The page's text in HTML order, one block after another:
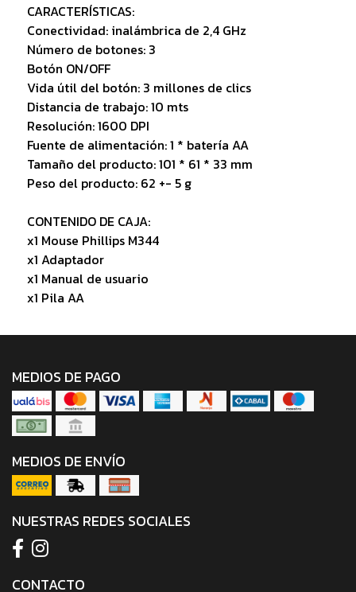
CARACTERÍSTICAS:
Conectividad: inalámbrica de 2,4 GHz
Número de botones: 3
Botón ON/OFF
Vida útil del botón: 3 millones de clics
Distancia de trabajo: 10 mts
Resolución: 1600 DPI
Fuente de alimentación: 1 * batería AA
Tamaño del producto: 101 * 61 * 33 mm
Peso del producto: 62 +- 5 g
CONTENIDO DE CAJA:
x1 Mouse Phillips M344
x1 Adaptador
x1 Manual de usuario
x1 Pila AA
MEDIOS DE PAGO
MEDIOS DE ENVÍO
NUESTRAS REDES SOCIALES
CONTACTO